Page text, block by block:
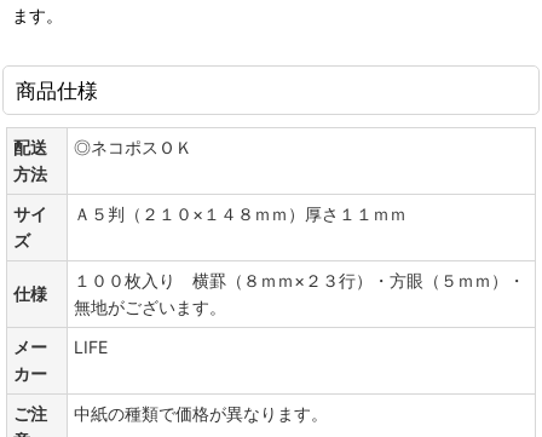
ます。
商品仕様
配送
方法
◎ネコポスＯＫ
サイ
ズ
Ａ５判（２１０×１４８ｍｍ）厚さ１１ｍｍ
仕様
１００枚入り 横罫（８ｍｍ×２３行）・方眼（５ｍｍ）・
無地がございます。
メー
カー
LIFE
ご注
中紙の種類で価格が異なります。